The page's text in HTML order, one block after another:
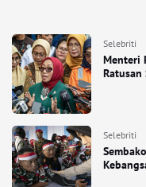
Selebriti
Menteri
Ratusan
Selebriti